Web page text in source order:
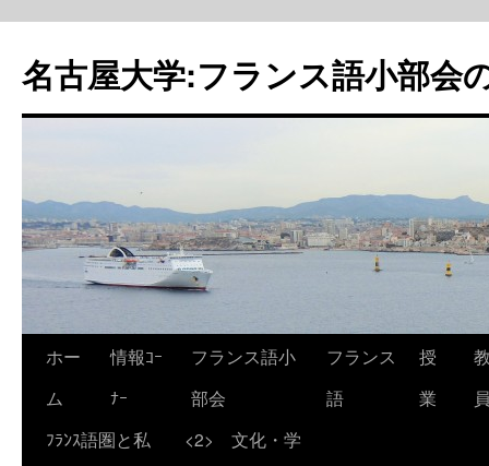
名古屋大学:フランス語小部会
ホー
ム
情報ｺｰ
ﾅｰ
フランス語小
部会
フランス
語
授
業
ﾌﾗﾝｽ語圏と私
<2>
文化・学